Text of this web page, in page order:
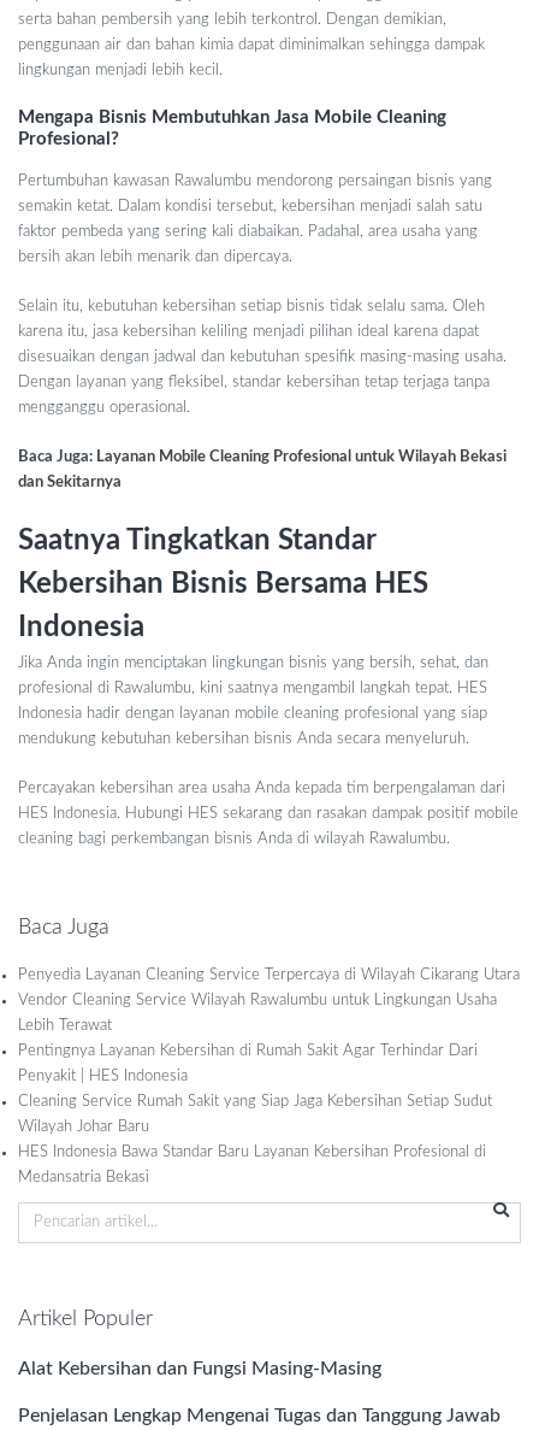
serta bahan pembersih yang lebih terkontrol. Dengan demikian,
penggunaan air dan bahan kimia dapat diminimalkan sehingga dampak
lingkungan menjadi lebih kecil.
Mengapa Bisnis Membutuhkan Jasa Mobile Cleaning
Profesional?
Pertumbuhan kawasan Rawalumbu mendorong persaingan bisnis yang
semakin ketat. Dalam kondisi tersebut, kebersihan menjadi salah satu
faktor pembeda yang sering kali diabaikan. Padahal, area usaha yang
bersih akan lebih menarik dan dipercaya.
Selain itu, kebutuhan kebersihan setiap bisnis tidak selalu sama. Oleh
karena itu, jasa kebersihan keliling menjadi pilihan ideal karena dapat
disesuaikan dengan jadwal dan kebutuhan spesifik masing-masing usaha.
Dengan layanan yang fleksibel, standar kebersihan tetap terjaga tanpa
mengganggu operasional.
Baca Juga: Layanan Mobile Cleaning Profesional untuk Wilayah Bekasi
dan Sekitarnya
Saatnya Tingkatkan Standar
Kebersihan Bisnis Bersama HES
Indonesia
Jika Anda ingin menciptakan lingkungan bisnis yang bersih, sehat, dan
profesional di Rawalumbu, kini saatnya mengambil langkah tepat. HES
Indonesia hadir dengan layanan mobile cleaning profesional yang siap
mendukung kebutuhan kebersihan bisnis Anda secara menyeluruh.
Percayakan kebersihan area usaha Anda kepada tim berpengalaman dari
HES Indonesia. Hubungi HES sekarang dan rasakan dampak positif mobile
cleaning bagi perkembangan bisnis Anda di wilayah Rawalumbu.
Baca Juga
Penyedia Layanan Cleaning Service Terpercaya di Wilayah Cikarang Utara
Vendor Cleaning Service Wilayah Rawalumbu untuk Lingkungan Usaha
Lebih Terawat
Pentingnya Layanan Kebersihan di Rumah Sakit Agar Terhindar Dari
Penyakit | HES Indonesia
Cleaning Service Rumah Sakit yang Siap Jaga Kebersihan Setiap Sudut
Wilayah Johar Baru
HES Indonesia Bawa Standar Baru Layanan Kebersihan Profesional di
Medansatria Bekasi
Artikel Populer
Alat Kebersihan dan Fungsi Masing-Masing
Penjelasan Lengkap Mengenai Tugas dan Tanggung Jawab